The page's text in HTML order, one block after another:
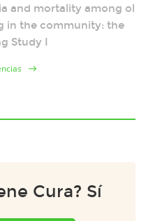
and mortality among ol
in the community: the
Study I
Cura? Sí